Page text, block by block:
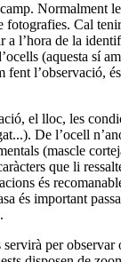
Normalment
fotografies. Cal
a l’hora de la
(aquesta sí
l’observació,
el lloc, les
De l’ocell
(mascle
que li
és
és important
per observar